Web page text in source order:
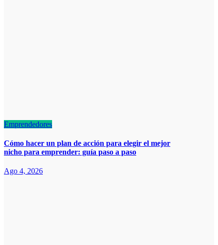
Emprendedores
Cómo hacer un plan de acción para elegir el mejor
nicho para emprender: guía paso a paso
Ago 4, 2026